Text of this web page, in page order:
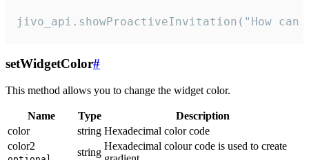
jivo_api.showProactiveInvitation("How
setWidgetColor#
This method allows you to change the widget color.
Name Type
Description
color
string Hexadecimal color code
color2
string
Hexadecimal colour code is used to create